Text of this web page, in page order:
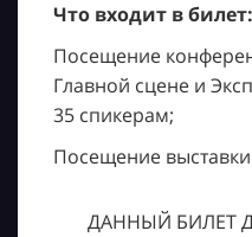
Что входит в билет:
Посещение
Главной сцене и
35 спикерам;
Посещение
ДАННЫЙ БИЛЕТ